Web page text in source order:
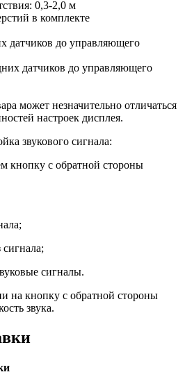
0,3-2,0 м
в комплекте
датчиков до управляющего
датчиков до управляющего
может незначительно отличаться
настроек дисплея.
звукового сигнала:
кнопку с обратной стороны
сигналы.
на кнопку с обратной стороны
звука.